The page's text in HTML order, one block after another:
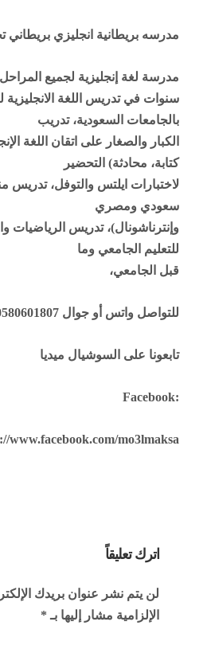
مدرسه بريطانية انجليزي بريطاني
مدرسة لغة إنجليزية لجميع المراحل،
سنوات في تدريس اللغة الانجليزية
بالجامعات السعودية، تدريب
الكبار والصغار على اتقان اللغة
كتابة، محادثة) التحضير
لاختبارات ايلتس والتوفل، تدريس
سعودي ومصري
وإنترناشونال)، تدريس الرياضيات
للتعليم الجامعي وما
قبل الجامعي،
للتواصل واتس أو جوال 0580601807
تابعونا على السوشيال ميديا
Facebook:
www.facebook.com/mo3lmaksa
اترك تعليقاً
لن يتم نشر عنوان بريدك
الإلزامية مشار إليها بـ *